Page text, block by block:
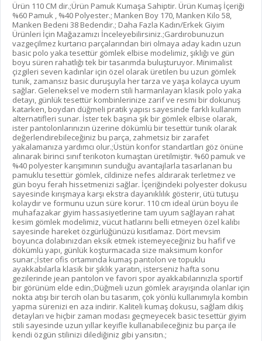
Ürün 110 CM dir.;Ürün Pamuk Kumaşa Sahiptir. Ürün Kumaş İçeriği
%60 Pamuk , %40 Polyester.; Manken Boy 170, Manken Kilo 58,
Manken Bedeni 38 Bedendir.; Daha Fazla Kadın/Erkek Giyim
Ürünleri İçin Mağazamızı İnceleyebilirsiniz.;Gardırobunuzun
vazgeçilmez kurtarıcı parçalarından biri olmaya aday kadın uzun
basic polo yaka tesettür gömlek elbise modelimiz, şıklığı ve gün
boyu süren rahatlığı tek bir tasarımda buluşturuyor. Minimalist
çizgileri seven kadınlar için özel olarak üretilen bu uzun gömlek
tunik, zamansız basic duruşuyla her tarza ve yaşa kolayca uyum
sağlar. Geleneksel ve modern stili harmanlayan klasik polo yaka
detayı, günlük tesettür kombinlerinize zarif ve resmi bir dokunuş
katarken, boydan düğmeli pratik yapısı sayesinde farklı kullanım
alternatifleri sunar. İster tek başına şık bir gömlek elbise olarak,
ister pantolonlarınızın üzerine dökümlü bir tesettür tunik olarak
değerlendirebileceğiniz bu parça, zahmetsiz bir zarafet
yakalamanıza yardımcı olur.;Üstün konfor standartları göz önüne
alınarak birinci sınıf terikoton kumaştan üretilmiştir. %60 pamuk ve
%40 polyester karışımının sunduğu avantajlarla tasarlanan bu
pamuklu tesettür gömlek, cildinize nefes aldırarak terletmez ve
gün boyu ferah hissetmenizi sağlar. İçeriğindeki polyester dokusu
sayesinde kırışmaya karşı ekstra dayanıklılık gösterir, ütü tutuşu
kolaydır ve formunu uzun süre korur. 110 cm ideal ürün boyu ile
muhafazakar giyim hassasiyetlerine tam uyum sağlayan rahat
kesim gömlek modelimiz, vücut hatlarını belli etmeyen özel kalıbı
sayesinde hareket özgürlüğünüzü kısıtlamaz. Dört mevsim
boyunca dolabınızdan eksik etmek istemeyeceğiniz bu hafif ve
dökümlü yapı, günlük koşturmacada size maksimum konfor
sunar.;İster ofis ortamında kumaş pantolon ve topuklu
ayakkabılarla klasik bir şıklık yaratın, isterseniz hafta sonu
gezilerinde jean pantolon ve favori spor ayakkabılarınızla sportif
bir görünüm elde edin.;Düğmeli uzun gömlek arayışında olanlar için
nokta atışı bir tercih olan bu tasarım, çok yönlü kullanımıyla kombin
yapma sürenizi en aza indirir. Kaliteli kumaş dokusu, sağlam dikiş
detayları ve hiçbir zaman modası geçmeyecek basic tesettür giyim
stili sayesinde uzun yıllar keyifle kullanabileceğiniz bu parça ile
kendi özgün stilinizi dilediğiniz gibi yansıtın.;